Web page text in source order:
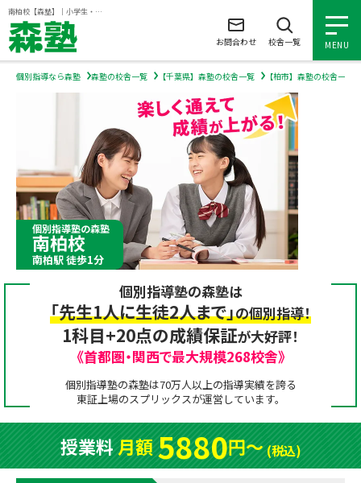
南柏校【森塾】｜小学生・中学生・高校生の個別指導塾・学習塾
MENU
小学生の個別指導
中学生の個別指導
高校生の個別指導
森塾を知る
森塾を知る トップ
森塾の想い
成績アップをかなえる！森塾メソッド
森塾の授業料について
子と親のお悩み別！なぜ？どうして？森塾！
入塾について
入塾について トップ
塾の選び方
入塾までの流れ
無料体験授業について
よくあるご質問
お電話はこちら
0120-602-607
お問合わせ 校舎一覧
個別指導なら森塾 森塾の校舎一覧 【千葉県】森塾の校舎一覧 【柏市】森塾の校舎一覧
個別指導塾の森塾
南柏校
南柏駅 徒歩1分
個別指導塾の森塾は
「先生1人に生徒2人まで」の個別指導！
1科目+20点の成績保証が大好評！
《首都圏・関西で最大規模268校舎》
個別指導塾の森塾は70万人以上の指導実績を誇る
東証上場のスプリックスが運営しています。
授業料月額5880円〜(税込)